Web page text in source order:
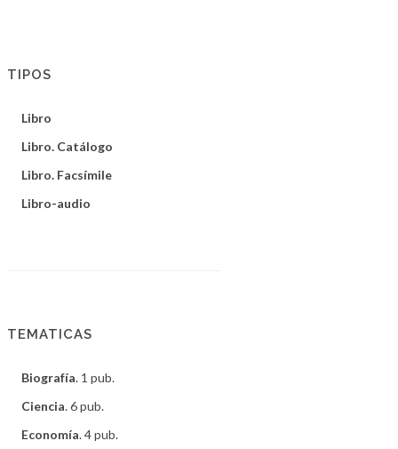
TIPOS
Libro
Libro. Catálogo
Libro. Facsímile
Libro-audio
TEMATICAS
Biografía. 1 pub.
Ciencia. 6 pub.
Economía. 4 pub.